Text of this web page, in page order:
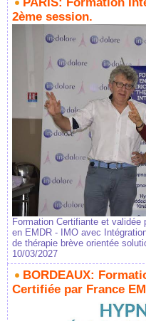
2ème session.
Formation Certifiante et
en EMDR - IMO avec
de thérapie brève orientée
10/03/2027
BORDEAUX:
Certifiée par France